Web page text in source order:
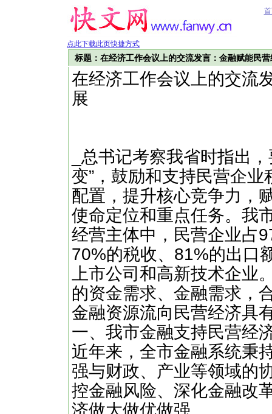
点此下载此页快捷方式
标题：在经济工作会议上的交流发言：金融赋能民
在经济工作会议上的交流
展
_总书记考察我省时指出
变”，鼓励和支持民营企
配置，提升核心竞争力，
使命定位和重点任务。我
经营主体中，民营企业占
70%的税收、81%的出口
上市公司和高新技术企业
的资金需求、金融需求，
金融资源流向民营经济具
一、我市金融支持民营经
近年来，全市金融系统秉
强与财政、产业等领域的
控金融风险、深化金融改
济做大做优做强。